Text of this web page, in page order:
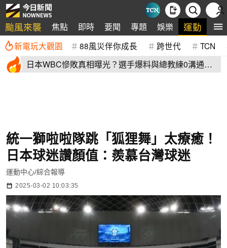
颱風來襲 焦點 即時 要聞 專題 娛樂 運動 全
新電玩大觀園 88風災伴你成長 跨世代 TCN
日本WBC慘敗真相曝光？選手爆料與總教練0溝通
統一獅啦啦隊跳「狐狸舞」太療癒！
日本球迷讚顏值：羨慕台灣球迷
運動中心/綜合報導
2025-03-02 10:03:35